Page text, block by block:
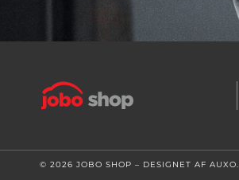
© 2026 JOBO SHOP – DESIGNET AF